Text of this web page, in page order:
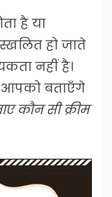
है या
हो जाते
नहीं है।
बताएँगे
कौन सी क्रीम